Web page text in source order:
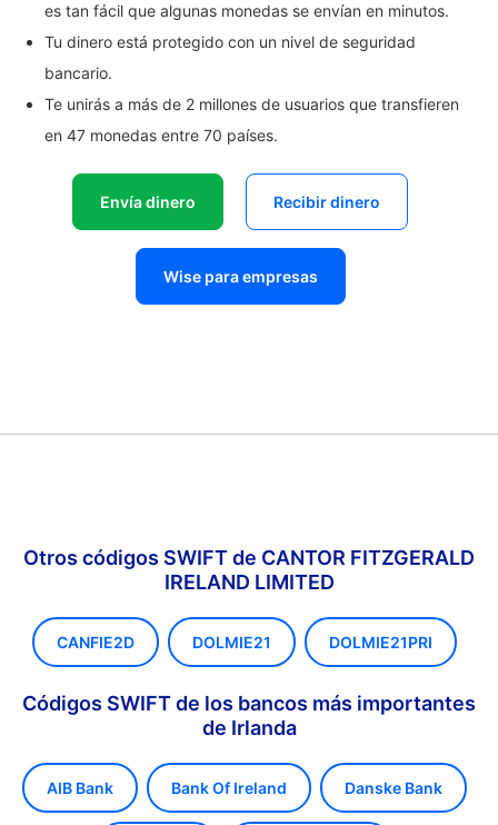
es tan fácil que algunas monedas se envían en minutos.
Tu dinero está protegido con un nivel de seguridad
bancario.
Te unirás a más de 2 millones de usuarios que transfieren
en 47 monedas entre 70 países.
Envía dinero Recibir dinero
Wise para empresas
Otros códigos SWIFT de CANTOR FITZGERALD
IRELAND LIMITED
CANFIE2D DOLMIE21 DOLMIE21PRI
Códigos SWIFT de los bancos más importantes
de Irlanda
AIB Bank Bank Of Ireland Danske Bank